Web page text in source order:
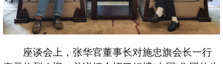
座谈会上，张华官董事长对施忠旗会长一行